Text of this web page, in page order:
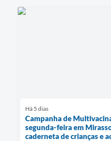
Há 5 dias
Campanha de
segunda-feira em
caderneta de crianças e